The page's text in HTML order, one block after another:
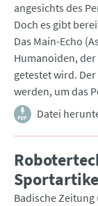
angesichts des
Doch es gibt
Das Main-Echo
Humanoiden,
getestet wird.
werden, um das
Datei
Badische